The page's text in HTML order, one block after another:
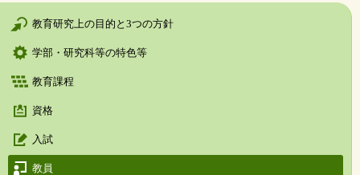
教育研究上の目的と3つの方針
学部・研究科等の特色等
教育課程
資格
入試
教員